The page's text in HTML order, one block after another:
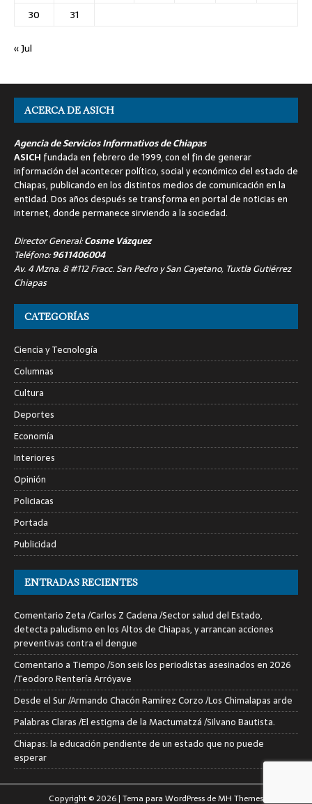
30
31
« Jul
ACERCA DE ASICH
Agencia de Servicios Informativos de Chiapas
ASICH fundada en febrero de 1999, con el fin de generar
información del acontecer político, social y económico del estado de
Chiapas, publicando en los distintos medios de comunicación en la
entidad. Dos años después se transforma en portal de noticias en
internet, donde permanece sirviendo a la sociedad.
Director General:Cosme Vázquez
Teléfono:9611406004
Av. 4 Mzna. 8 #112 Fracc. San Pedro y San Cayetano, Tuxtla Gutiérrez
Chiapas
CATEGORÍAS
Ciencia y Tecnología
Columnas
Cultura
Deportes
Economía
Interiores
Opinión
Policiacas
Portada
Publicidad
ENTRADAS RECIENTES
Comentario Zeta /Carlos Z Cadena /Sector salud del Estado,
detecta paludismo en los Altos de Chiapas, y arrancan acciones
preventivas contra el dengue
Comentario a Tiempo /Son seis los periodistas asesinados en 2026
/Teodoro Rentería Arróyave
Desde el Sur /Armando Chacón Ramírez Corzo /Los Chimalapas arde
Palabras Claras /El estigma de la Mactumatzá /Silvano Bautista.
Chiapas: la educación pendiente de un estado que no puede
esperar
Copyright © 2026 | Tema para WordPress deMH Themes